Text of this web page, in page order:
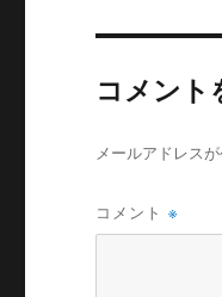
コメント
メールアドレス
コメント※